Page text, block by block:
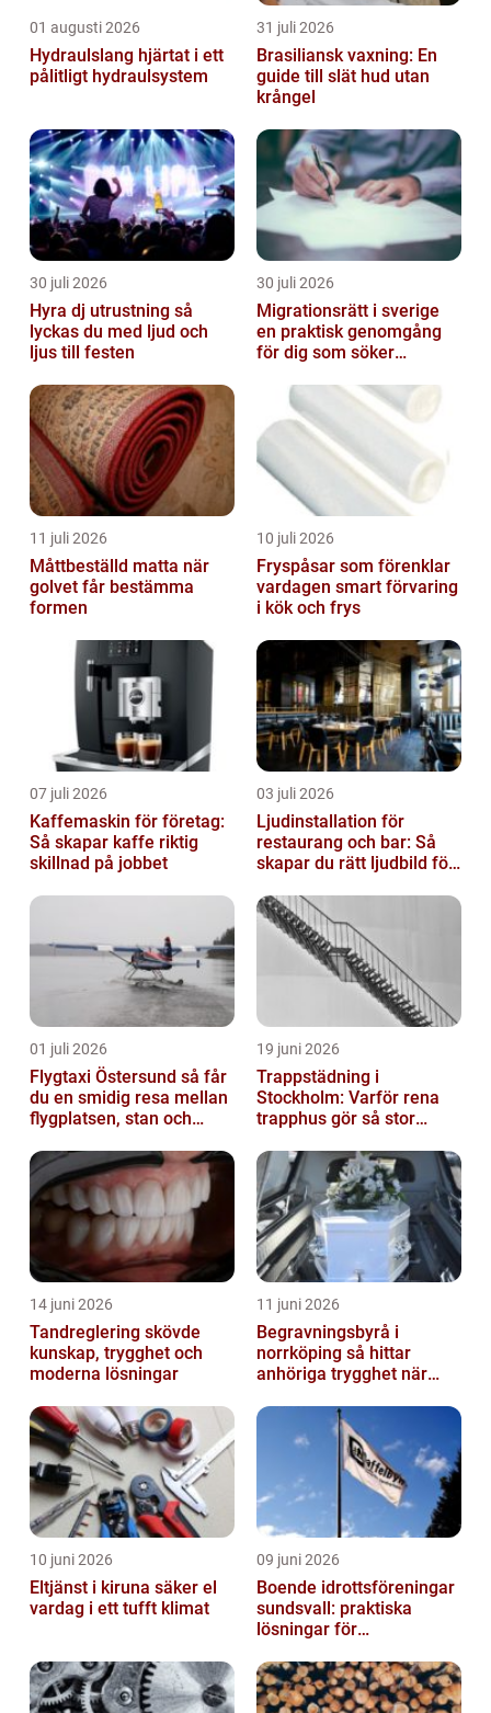
01 augusti 2026
Hydraulslang hjärtat i ett
pålitligt hydraulsystem
31 juli 2026
Brasiliansk vaxning: En
guide till slät hud utan
krångel
30 juli 2026
Hyra dj utrustning så
lyckas du med ljud och
ljus till festen
30 juli 2026
Migrationsrätt i sverige
en praktisk genomgång
för dig som söker
11 juli 2026
Måttbeställd matta när
golvet får bestämma
formen
10 juli 2026
Fryspåsar som förenklar
vardagen smart förvaring
i kök och frys
07 juli 2026
Kaffemaskin för företag:
Så skapar kaffe riktig
skillnad på jobbet
03 juli 2026
Ljudinstallation för
restaurang och bar: Så
skapar du rätt ljudbild för
01 juli 2026
Flygtaxi Östersund så får
du en smidig resa mellan
flygplatsen, stan och
19 juni 2026
Trappstädning i
Stockholm: Varför rena
trapphus gör så stor
14 juni 2026
Tandreglering skövde
kunskap, trygghet och
moderna lösningar
11 juni 2026
Begravningsbyrå i
norrköping så hittar
anhöriga trygghet när
10 juni 2026
Eltjänst i kiruna säker el
vardag i ett tufft klimat
09 juni 2026
Boende idrottsföreningar
sundsvall: praktiska
lösningar för
cuphelger